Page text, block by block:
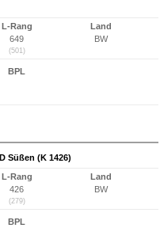
L-Rang
649
(501)
Land
BW
BPL
Süßen (K 1426)
L-Rang
426
(279)
Land
BW
BPL